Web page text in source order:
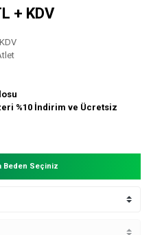
+ KDV
%10 İndirim ve Ücretsiz
Beden Seçiniz